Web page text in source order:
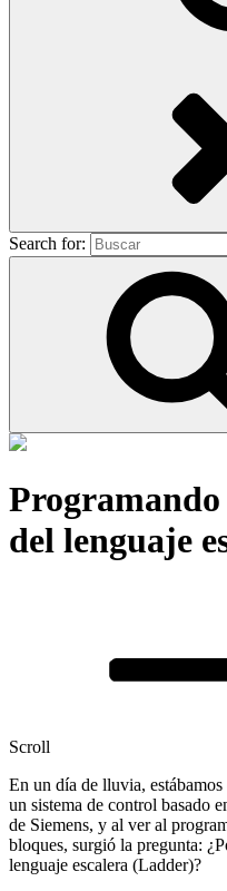
Search for:
del lenguaje
Scroll
En un día de lluvia,
un sistema de control basado
de Siemens, y al ver al
bloques, surgió la pregunta:
lenguaje escalera (Ladder)?